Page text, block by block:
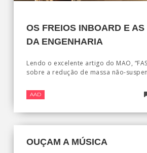
OS FREIOS INBOARD E
DA ENGENHARIA
Lendo o excelente artigo do MAO,
sobre a redução de massa não-
AAD
OUÇAM A MÚSICA